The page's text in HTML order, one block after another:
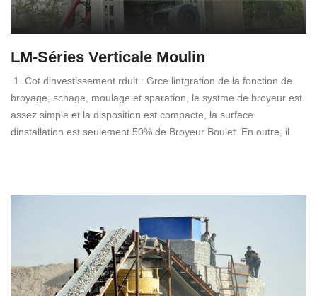
LM-Séries Verticale Moulin
1. Cot dinvestissement rduit : Grce lintgration de la fonction de
broyage, schage, moulage et sparation, le systme de broyeur est
assez simple et la disposition est compacte, la surface
dinstallation est seulement 50% de Broyeur Boulet. En outre, il